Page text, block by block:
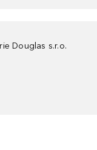
Douglas s.r.o.